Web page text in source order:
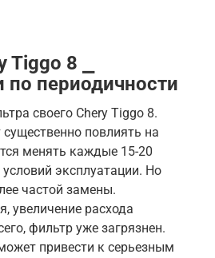
8 ⎯
по периодичности
своего Chery Tiggo 8.
повлиять на
менять каждые 15-20
эксплуатации. Но
частой замены.
увеличение расхода
фильтр уже загрязнен.
привести к серьезным